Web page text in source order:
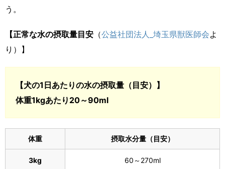
う。
【正常な水の摂取量目安 （公益社団法人_埼玉県獣医師会よ
り）】
【犬の1日あたりの水の摂取量（目安）】
体重1kgあたり20～90ml
体重 摂取水分量（目安）
3kg 60～270ml